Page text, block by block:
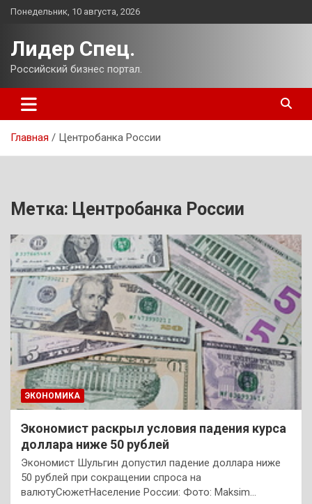
Перейти
Понедельник, 10 августа, 2026
Лидер Спец.
Российский бизнес портал.
Главная Центробанка России
Метка: Центробанка России
ЭКОНОМИКА
Экономист раскрыл условия падения курса
доллара ниже 50 рублей
Экономист Шульгин допустил падение доллара ниже
50 рублей при сокращении спроса на
валютуСюжетНаселение России: Фото: Maksim…